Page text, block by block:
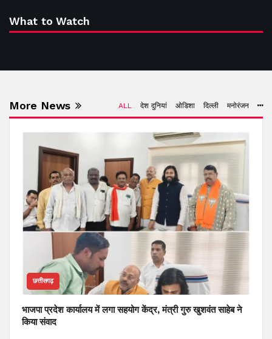
What to Watch
More News ALL देश दुनियां ओडिशा दिल्ली मनोरंजन
छत्तीसगढ़
भाजपा प्रदेश कार्यालय में लगा सहयोग केंद्र, मंत्री गुरु खुशवंत साहेब ने
किया संवाद